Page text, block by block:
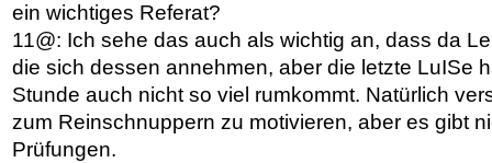
ein wichtiges Referat?
11@: Ich sehe das auch als wichtig an, dass da
die sich dessen annehmen, aber die letzte LuISe
Stunde auch nicht so viel rumkommt. Natürlich
zum Reinschnuppern zu motivieren, aber es gibt
Prüfungen.